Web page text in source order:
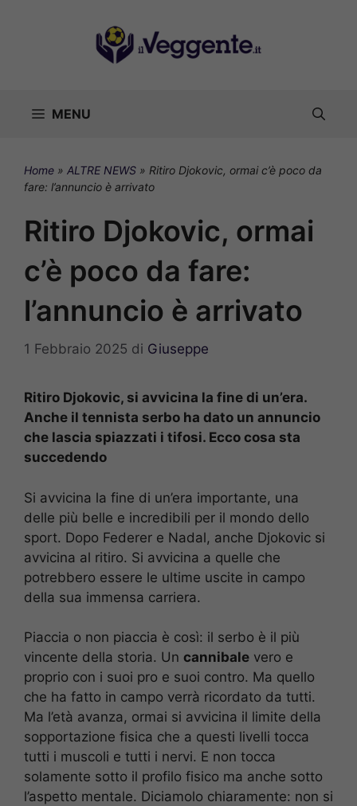
MENU
Home » ALTRE NEWS » Ritiro Djokovic, ormai c’è poco da
fare: l’annuncio è arrivato
Ritiro Djokovic, ormai
c’è poco da fare:
l’annuncio è arrivato
1 Febbraio 2025 di Giuseppe
Ritiro Djokovic, si avvicina la fine di un’era.
Anche il tennista serbo ha dato un annuncio
che lascia spiazzati i tifosi. Ecco cosa sta
succedendo
Si avvicina la fine di un’era importante, una
delle più belle e incredibili per il mondo dello
sport. Dopo Federer e Nadal, anche Djokovic si
avvicina al ritiro. Si avvicina a quelle che
potrebbero essere le ultime uscite in campo
della sua immensa carriera.
Piaccia o non piaccia è così: il serbo è il più
vincente della storia. Un cannibale vero e
proprio con i suoi pro e suoi contro. Ma quello
che ha fatto in campo verrà ricordato da tutti.
Ma l’età avanza, ormai si avvicina il limite della
sopportazione fisica che a questi livelli tocca
tutti i muscoli e tutti i nervi. E non tocca
solamente sotto il profilo fisico ma anche sotto
l’aspetto mentale. Diciamolo chiaramente: non si